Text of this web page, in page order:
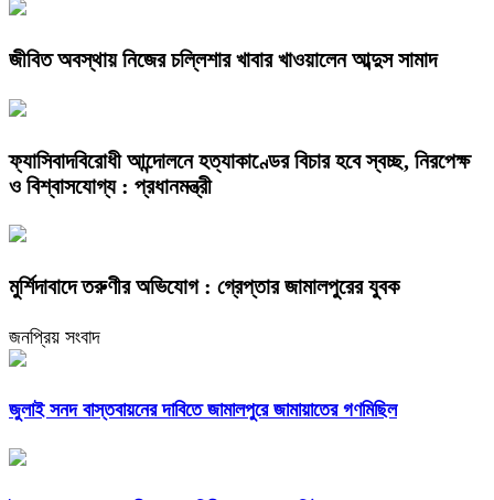
জীবিত অবস্থায় নিজের চল্লিশার খাবার খাওয়ালেন আব্দুস সামাদ
ফ্যাসিবাদবিরোধী আন্দোলনে হত্যাকাণ্ডের বিচার হবে স্বচ্ছ, নিরপেক্ষ
ও বিশ্বাসযোগ্য : প্রধানমন্ত্রী
মুর্শিদাবাদে তরুণীর অভিযোগ : গ্রেপ্তার জামালপুরের যুবক
জনপ্রিয় সংবাদ
জুলাই সনদ বাস্তবায়নের দাবিতে জামালপুরে জামায়াতের গণমিছিল